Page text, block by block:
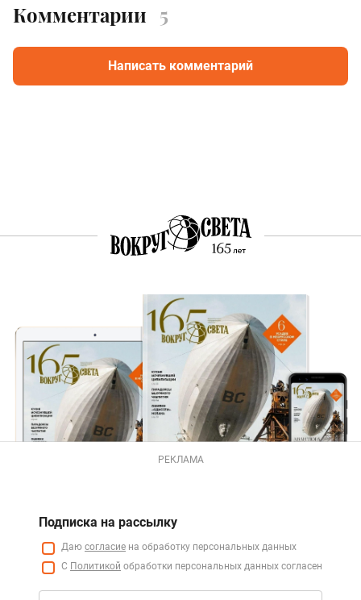
Комментарии 5
Написать комментарий
РЕКЛАМА
Подписка на рассылку
Даю согласие на обработку персональных данных
С Политикой обработки персональных данных согласен